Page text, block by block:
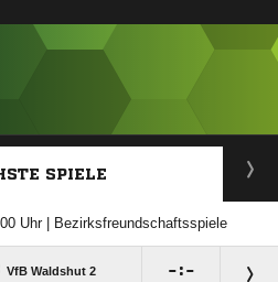
ANZEIGE
SPIELE
Uhr | Bezirksfreundschaftsspiele
VfB Waldshut 2 :